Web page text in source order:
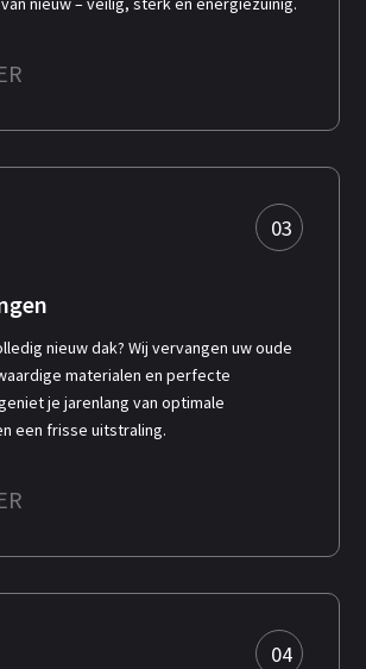
03
nieuw dak? Wij vervangen uw oude
materialen en perfecte
je jarenlang van optimale
een frisse uitstraling.
04